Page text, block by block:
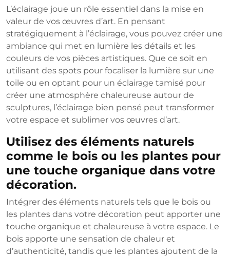
L’éclairage joue un rôle essentiel dans la mise en
valeur de vos œuvres d’art. En pensant
stratégiquement à l’éclairage, vous pouvez créer une
ambiance qui met en lumière les détails et les
couleurs de vos pièces artistiques. Que ce soit en
utilisant des spots pour focaliser la lumière sur une
toile ou en optant pour un éclairage tamisé pour
créer une atmosphère chaleureuse autour de
sculptures, l’éclairage bien pensé peut transformer
votre espace et sublimer vos œuvres d’art.
Utilisez des éléments naturels
comme le bois ou les plantes pour
une touche organique dans votre
décoration.
Intégrer des éléments naturels tels que le bois ou
les plantes dans votre décoration peut apporter une
touche organique et chaleureuse à votre espace. Le
bois apporte une sensation de chaleur et
d’authenticité, tandis que les plantes ajoutent de la